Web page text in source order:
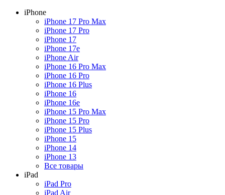
iPhone
iPhone 17 Pro Max
iPhone 17 Pro
iPhone 17
iPhone 17e
iPhone Air
iPhone 16 Pro Max
iPhone 16 Pro
iPhone 16 Plus
iPhone 16
iPhone 16e
iPhone 15 Pro Max
iPhone 15 Pro
iPhone 15 Plus
iPhone 15
iPhone 14
iPhone 13
Все товары
iPad
iPad Pro
iPad Air